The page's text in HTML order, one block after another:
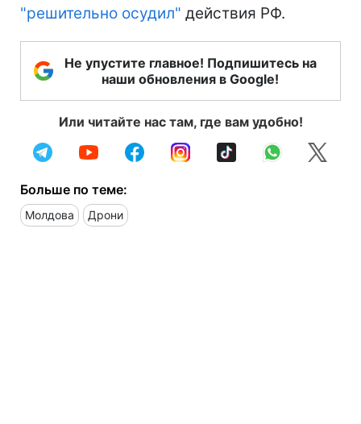
"решительно осудил" действия РФ.
Не упустите главное! Подпишитесь на
наши обновления в Google!
Или читайте нас там, где вам удобно!
Больше по теме:
Молдова Дрони